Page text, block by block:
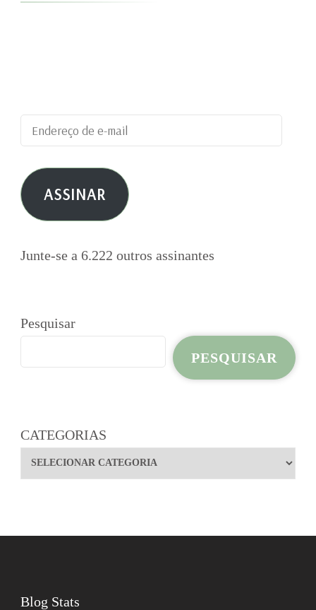
Endereço
de
e-
mail ASSINAR
Junte-se a 6.222 outros assinantes
Pesquisar
PESQUISAR
CATEGORIAS
Blog Stats